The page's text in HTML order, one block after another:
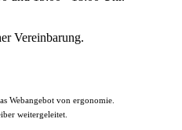
Vereinbarung.
Webangebot von ergonomie.
weitergeleitet.